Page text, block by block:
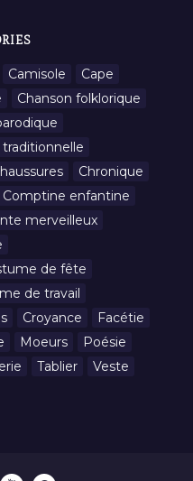
Camisole
Cape
Chanson folklorique
traditionnelle
Chronique
Comptine enfantine
merveilleux
de fête
de travail
Croyance
Facétie
Moeurs
Poésie
Tablier Veste